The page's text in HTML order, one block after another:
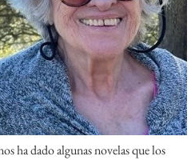
ha dado algunas novelas que los